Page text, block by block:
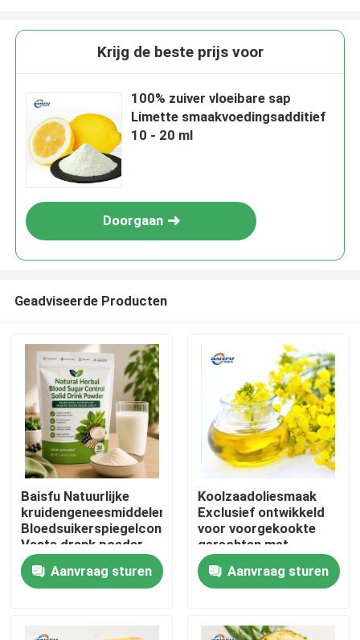
Thuis
Producten
Video's
Krijg de beste prijs voor
100% zuiver vloeibare sap
Limette smaakvoedingsadditief
10 - 20 ml
Doorgaan
Geadviseerde Producten
Baisfu Natuurlijke
kruidengeneesmiddelen
Bloedsuikerspiegelcontrole
Vaste drank poeder
Moerbei blad Kudzu
wortel Ginseng Goji
bessen Cassia zaad
Aanvraag sturen
Koolzaadoliesmaak
Exclusief ontwikkeld
voor voorgekookte
gerechten met
eetbare olie en
Chinese
kooksystemen
Aanvraag sturen